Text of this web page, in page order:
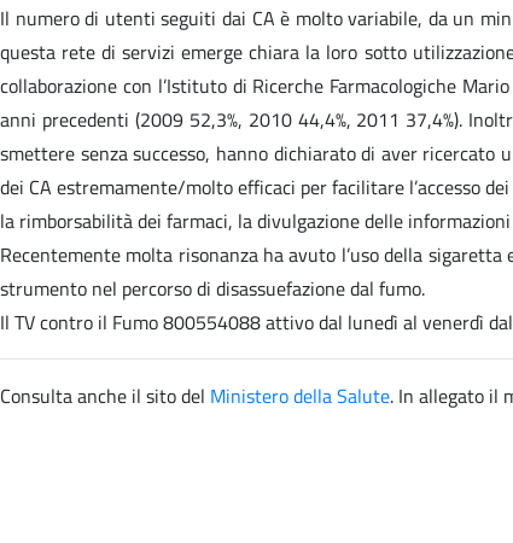
Il numero di utenti seguiti dai CA è molto variabile, da un
questa rete di servizi emerge chiara la loro sotto
collaborazione con l’Istituto di Ricerche Farmacologiche
anni precedenti (2009 52,3%, 2010 44,4%, 2011 37,4%).
smettere senza successo, hanno dichiarato di aver ricercato
dei CA estremamente/molto efficaci per facilitare l’accesso
la rimborsabilità dei farmaci, la divulgazione delle
Recentemente molta risonanza ha avuto l’uso della
strumento nel percorso di disassuefazione dal fumo.
Il TV contro il Fumo 800554088 attivo dal lunedì al venerdì
Consulta anche il sitodel Ministero della Salute. In allegato il